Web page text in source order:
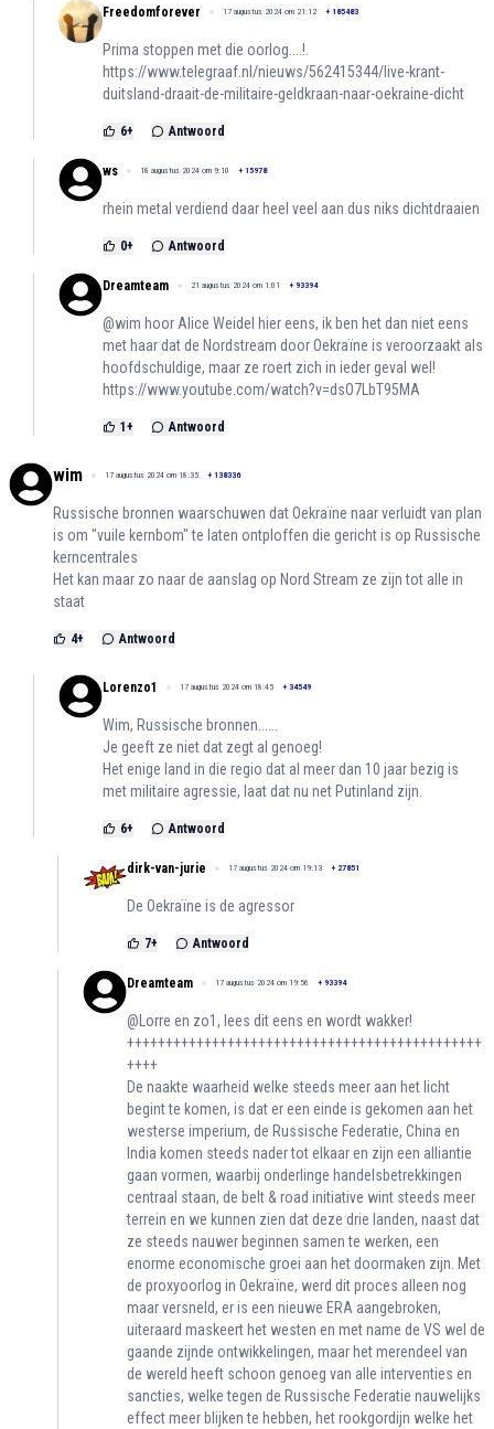
Freedomforever 17 augustus 2024 om 21:12 + 185483
Prima stoppen met die oorlog....!.
https://www.telegraaf.nl/nieuws/562415344/live-krant-
duitsland-draait-de-militaire-geldkraan-naar-oekraine-dicht
6+ Antwoord
ws 18 augustus 2024 om 9:10 + 15978
rhein metal verdiend daar heel veel aan dus niks dichtdraaien
0+ Antwoord
Dreamteam 21 augustus 2024 om 1:01 + 93394
@wim hoor Alice Weidel hier eens, ik ben het dan niet eens
met haar dat de Nordstream door Oekraïne is veroorzaakt als
hoofdschuldige, maar ze roert zich in ieder geval wel!
https://www.youtube.com/watch?v=dsO7LbT95MA
1 + Antwoord
wim 17 augustus 2024 om 18:35 + 138336
Russische bronnen waarschuwen dat Oekraïne naar verluidt van plan
is om "vuile kernbom" te laten ontploffen die gericht is op Russische
kerncentrales
Het kan maar zo naar de aanslag op Nord Stream ze zijn tot alle in
staat
4+ Antwoord
Lorenzo1 17 augustus 2024 om 18:45 + 34549
Wim, Russische bronnen......
Je geeft ze niet dat zegt al genoeg!
Het enige land in die regio dat al meer dan 10 jaar bezig is
met militaire agressie, laat dat nu net Putinland zijn.
6+ Antwoord
dirk-van-jurie 17 augustus 2024 om 19:13 + 27851
De Oekraïne is de agressor
7+ Antwoord
Dreamteam 17 augustus 2024 om 19:56 + 93394
@Lorre en zo1, lees dit eens en wordt wakker!
++++++++++++++++++++++++++++++++++++++++++++++
++++
De naakte waarheid welke steeds meer aan het licht
begint te komen, is dat er een einde is gekomen aan het
westerse imperium, de Russische Federatie, China en
India komen steeds nader tot elkaar en zijn een alliantie
gaan vormen, waarbij onderlinge handelsbetrekkingen
centraal staan, de belt & road initiative wint steeds meer
terrein en we kunnen zien dat deze drie landen, naast dat
ze steeds nauwer beginnen samen te werken, een
enorme economische groei aan het doormaken zijn. Met
de proxyoorlog in Oekraïne, werd dit proces alleen nog
maar versneld, er is een nieuwe ERA aangebroken,
uiteraard maskeert het westen en met name de VS wel de
gaande zijnde ontwikkelingen, maar het merendeel van
de wereld heeft schoon genoeg van alle interventies en
sancties, welke tegen de Russische Federatie nauwelijks
effect meer blijken te hebben, het rookgordijn welke het